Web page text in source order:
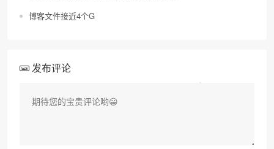
博客文件接近4个G
发布评论